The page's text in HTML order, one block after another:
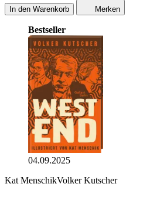
In den Warenkorb Merken
Bestseller
04.09.2025
Kat MenschikVolker Kutscher